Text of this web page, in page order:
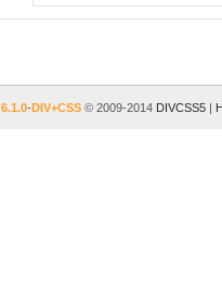
6.1.0-DIV+CSS© 2009-2014 DIVCSS5|